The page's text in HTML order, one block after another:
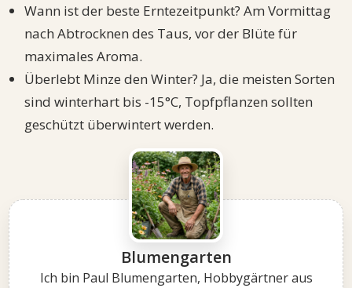
Wann ist der beste Erntezeitpunkt? Am Vormittag
nach Abtrocknen des Taus, vor der Blüte für
maximales Aroma.
Überlebt Minze den Winter? Ja, die meisten Sorten
sind winterhart bis -15°C, Topfpflanzen sollten
geschützt überwintert werden.
Blumengarten
Ich bin Paul Blumengarten, Hobbygärtner aus